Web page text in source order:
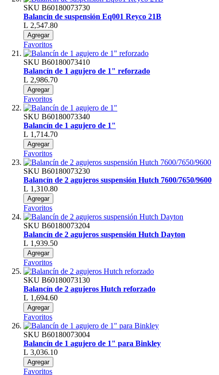
SKU B60180073730
Balancín de suspensión Eq001 Reyco 21B
L 2,547.80
Agregar
Favoritos
SKU B60180073410
Balancín de 1 agujero de 1" reforzado
L 2,986.70
Agregar
Favoritos
SKU B60180073340
Balancín de 1 agujero de 1"
L 1,714.70
Agregar
Favoritos
SKU B60180073230
Balancín de 2 agujeros suspensión Hutch 7600/7650/9600
L 1,310.80
Agregar
Favoritos
SKU B60180073204
Balancín de 2 agujeros suspensión Hutch Dayton
L 1,939.50
Agregar
Favoritos
SKU B60180073130
Balancín de 2 agujeros Hutch reforzado
L 1,694.60
Agregar
Favoritos
SKU B60180073004
Balancín de 1 agujero de 1" para Binkley
L 3,036.10
Agregar
Favoritos